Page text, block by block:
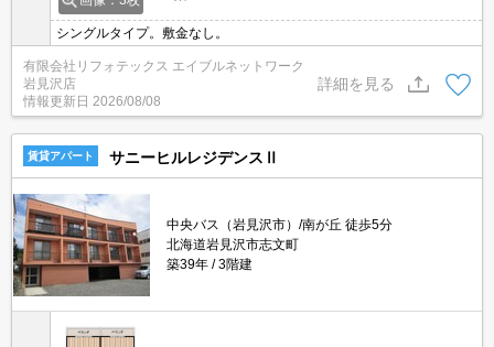
シングルタイプ。敷金なし。
有限会社リフォテックス エイブルネットワーク
岩見沢店
情報更新日 2026/08/08
詳細を見る
賃貸アパート サニーヒルレジデンスⅡ
中央バス（岩見沢市）/南が丘 徒歩5分
北海道岩見沢市志文町
築39年
3階建